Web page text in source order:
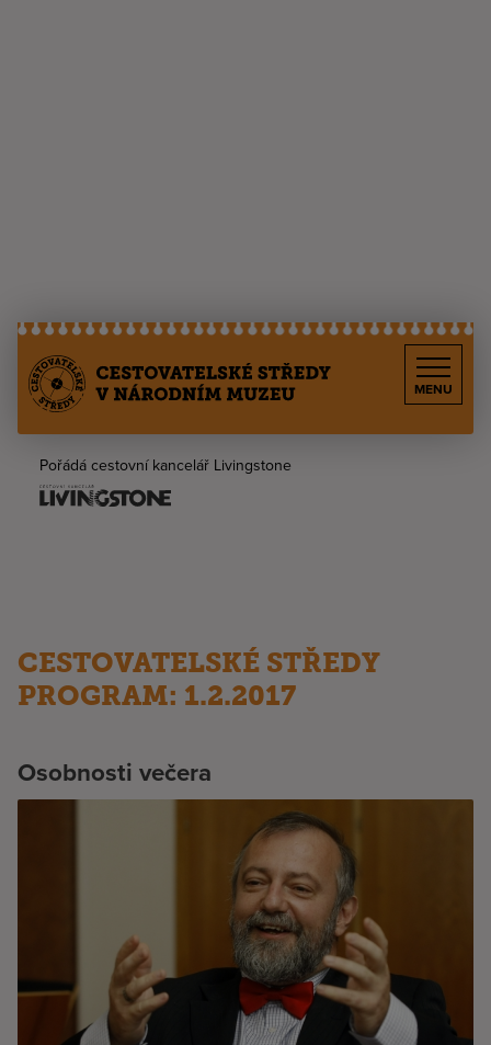
MENU
Pořádá cestovní kancelář Livingstone
CESTOVATELSKÉ STŘEDY
PROGRAM: 1.2.2017
Osobnosti večera